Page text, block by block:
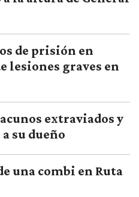
de prisión en
lesiones graves en
extraviados y
su dueño
una combi en Ruta